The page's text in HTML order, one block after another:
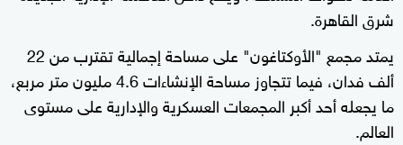
شرق القاهرة.
يمتد مجمع "الأوكتاغون" على مساحة إجمالية تقترب من 22
ألف فدان، فيما تتجاوز مساحة الإنشاءات 4.6 مليون متر مربع،
ما يجعله أحد أكبر المجمعات العسكرية والإدارية على مستوى
العالم.